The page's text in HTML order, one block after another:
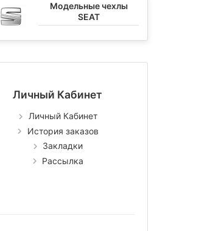
Модельные чехлы
SEAT
Личный Кабинет
Личный Кабинет
История заказов
Закладки
Рассылка